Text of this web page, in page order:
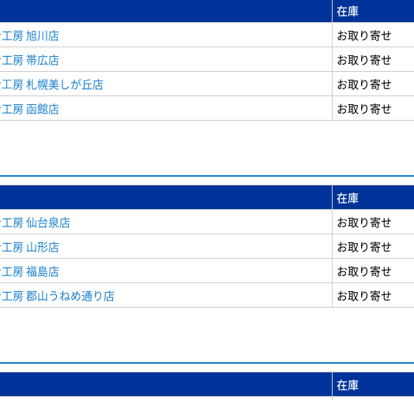
在庫
房 旭川店
お取り寄せ
房 帯広店
お取り寄せ
房 札幌美しが丘店
お取り寄せ
房 函館店 お取り寄せ
在庫
房 仙台泉店
お取り寄せ
房 山形店
お取り寄せ
房 福島店
お取り寄せ
房 郡山うねめ通り店 お取り寄せ
在庫